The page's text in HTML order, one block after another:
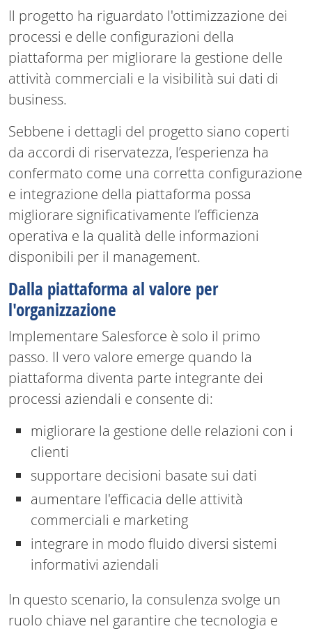
Il progetto ha riguardato l'ottimizzazione dei
processi e delle configurazioni della
piattaforma per migliorare la gestione delle
attività commerciali e la visibilità sui dati di
business.
Sebbene i dettagli del progetto siano coperti
da accordi di riservatezza, l’esperienza ha
confermato come una corretta configurazione
e integrazione della piattaforma possa
migliorare significativamente l’efficienza
operativa e la qualità delle informazioni
disponibili per il management.
Dalla piattaforma al valore per
l'organizzazione
Implementare Salesforce è solo il primo
passo. Il vero valore emerge quando la
piattaforma diventa parte integrante dei
processi aziendali e consente di:
migliorare la gestione delle relazioni con i
clienti
supportare decisioni basate sui dati
aumentare l'efficacia delle attività
commerciali e marketing
integrare in modo fluido diversi sistemi
informativi aziendali
In questo scenario, la consulenza svolge un
ruolo chiave nel garantire che tecnologia e